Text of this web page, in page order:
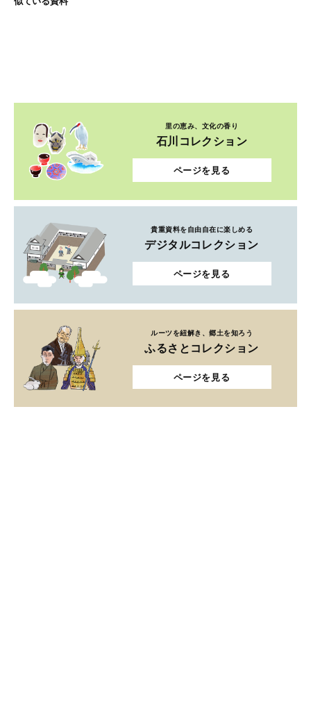
里の恵み、文化の香り
石川コレクション
ページを見る
貴重資料を自由自在に楽しめる
デジタルコレクション
ページを見る
ルーツを紐解き、郷土を知ろう
ふるさとコレクション
ページを見る